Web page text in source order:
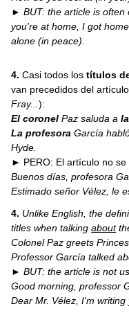
► BUT: the article is often
you're at home, I got
alone (in peace).
4. Casi todos lostítulos
van precedidos del
Fray...):
El coronel Paz saluda a
La profesoraGarcía
Hyde.
► PERO: El artículo no
Buenos días, profesora
Estimado señor Vélez, le
4. Unlike English, the
titles when talkingabout
Colonel Paz greets
Professor García talked
► BUT: the article is not
Good morning, professor
Dear Mr. Vélez, I'm